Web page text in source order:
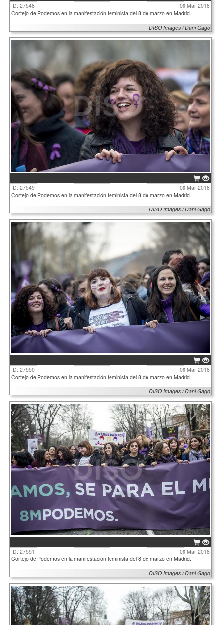
ID: 27548
08 Mar 2018
Cortejo de Podemos en la manifestación feminista del 8 de marzo en Madrid.
DISO Images / Dani Gago
ID: 27549
08 Mar 2018
Cortejo de Podemos en la manifestación feminista del 8 de marzo en Madrid.
DISO Images / Dani Gago
ID: 27550
08 Mar 2018
Cortejo de Podemos en la manifestación feminista del 8 de marzo en Madrid.
DISO Images / Dani Gago
ID: 27551
08 Mar 2018
Cortejo de Podemos en la manifestación feminista del 8 de marzo en Madrid.
DISO Images / Dani Gago